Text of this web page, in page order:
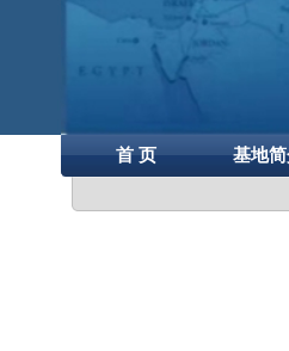
首 页 基地